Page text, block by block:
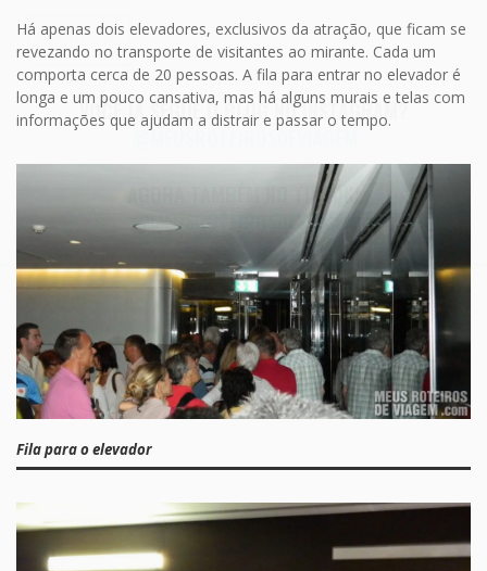
Há apenas dois elevadores, exclusivos da atração, que ficam se
revezando no transporte de visitantes ao mirante. Cada um
comporta cerca de 20 pessoas. A fila para entrar no elevador é
longa e um pouco cansativa, mas há alguns murais e telas com
informações que ajudam a distrair e passar o tempo.
Fila para o elevador
ASSINAR
VOCÊ JÁ SEGUE O BLOG NO INSTAGRAM?
@MEUSROTEIROSDEVIAGEM
AGORA TAMBÉM NO TIKTOK!
@MEUSROTEIROSDEVIAGEM